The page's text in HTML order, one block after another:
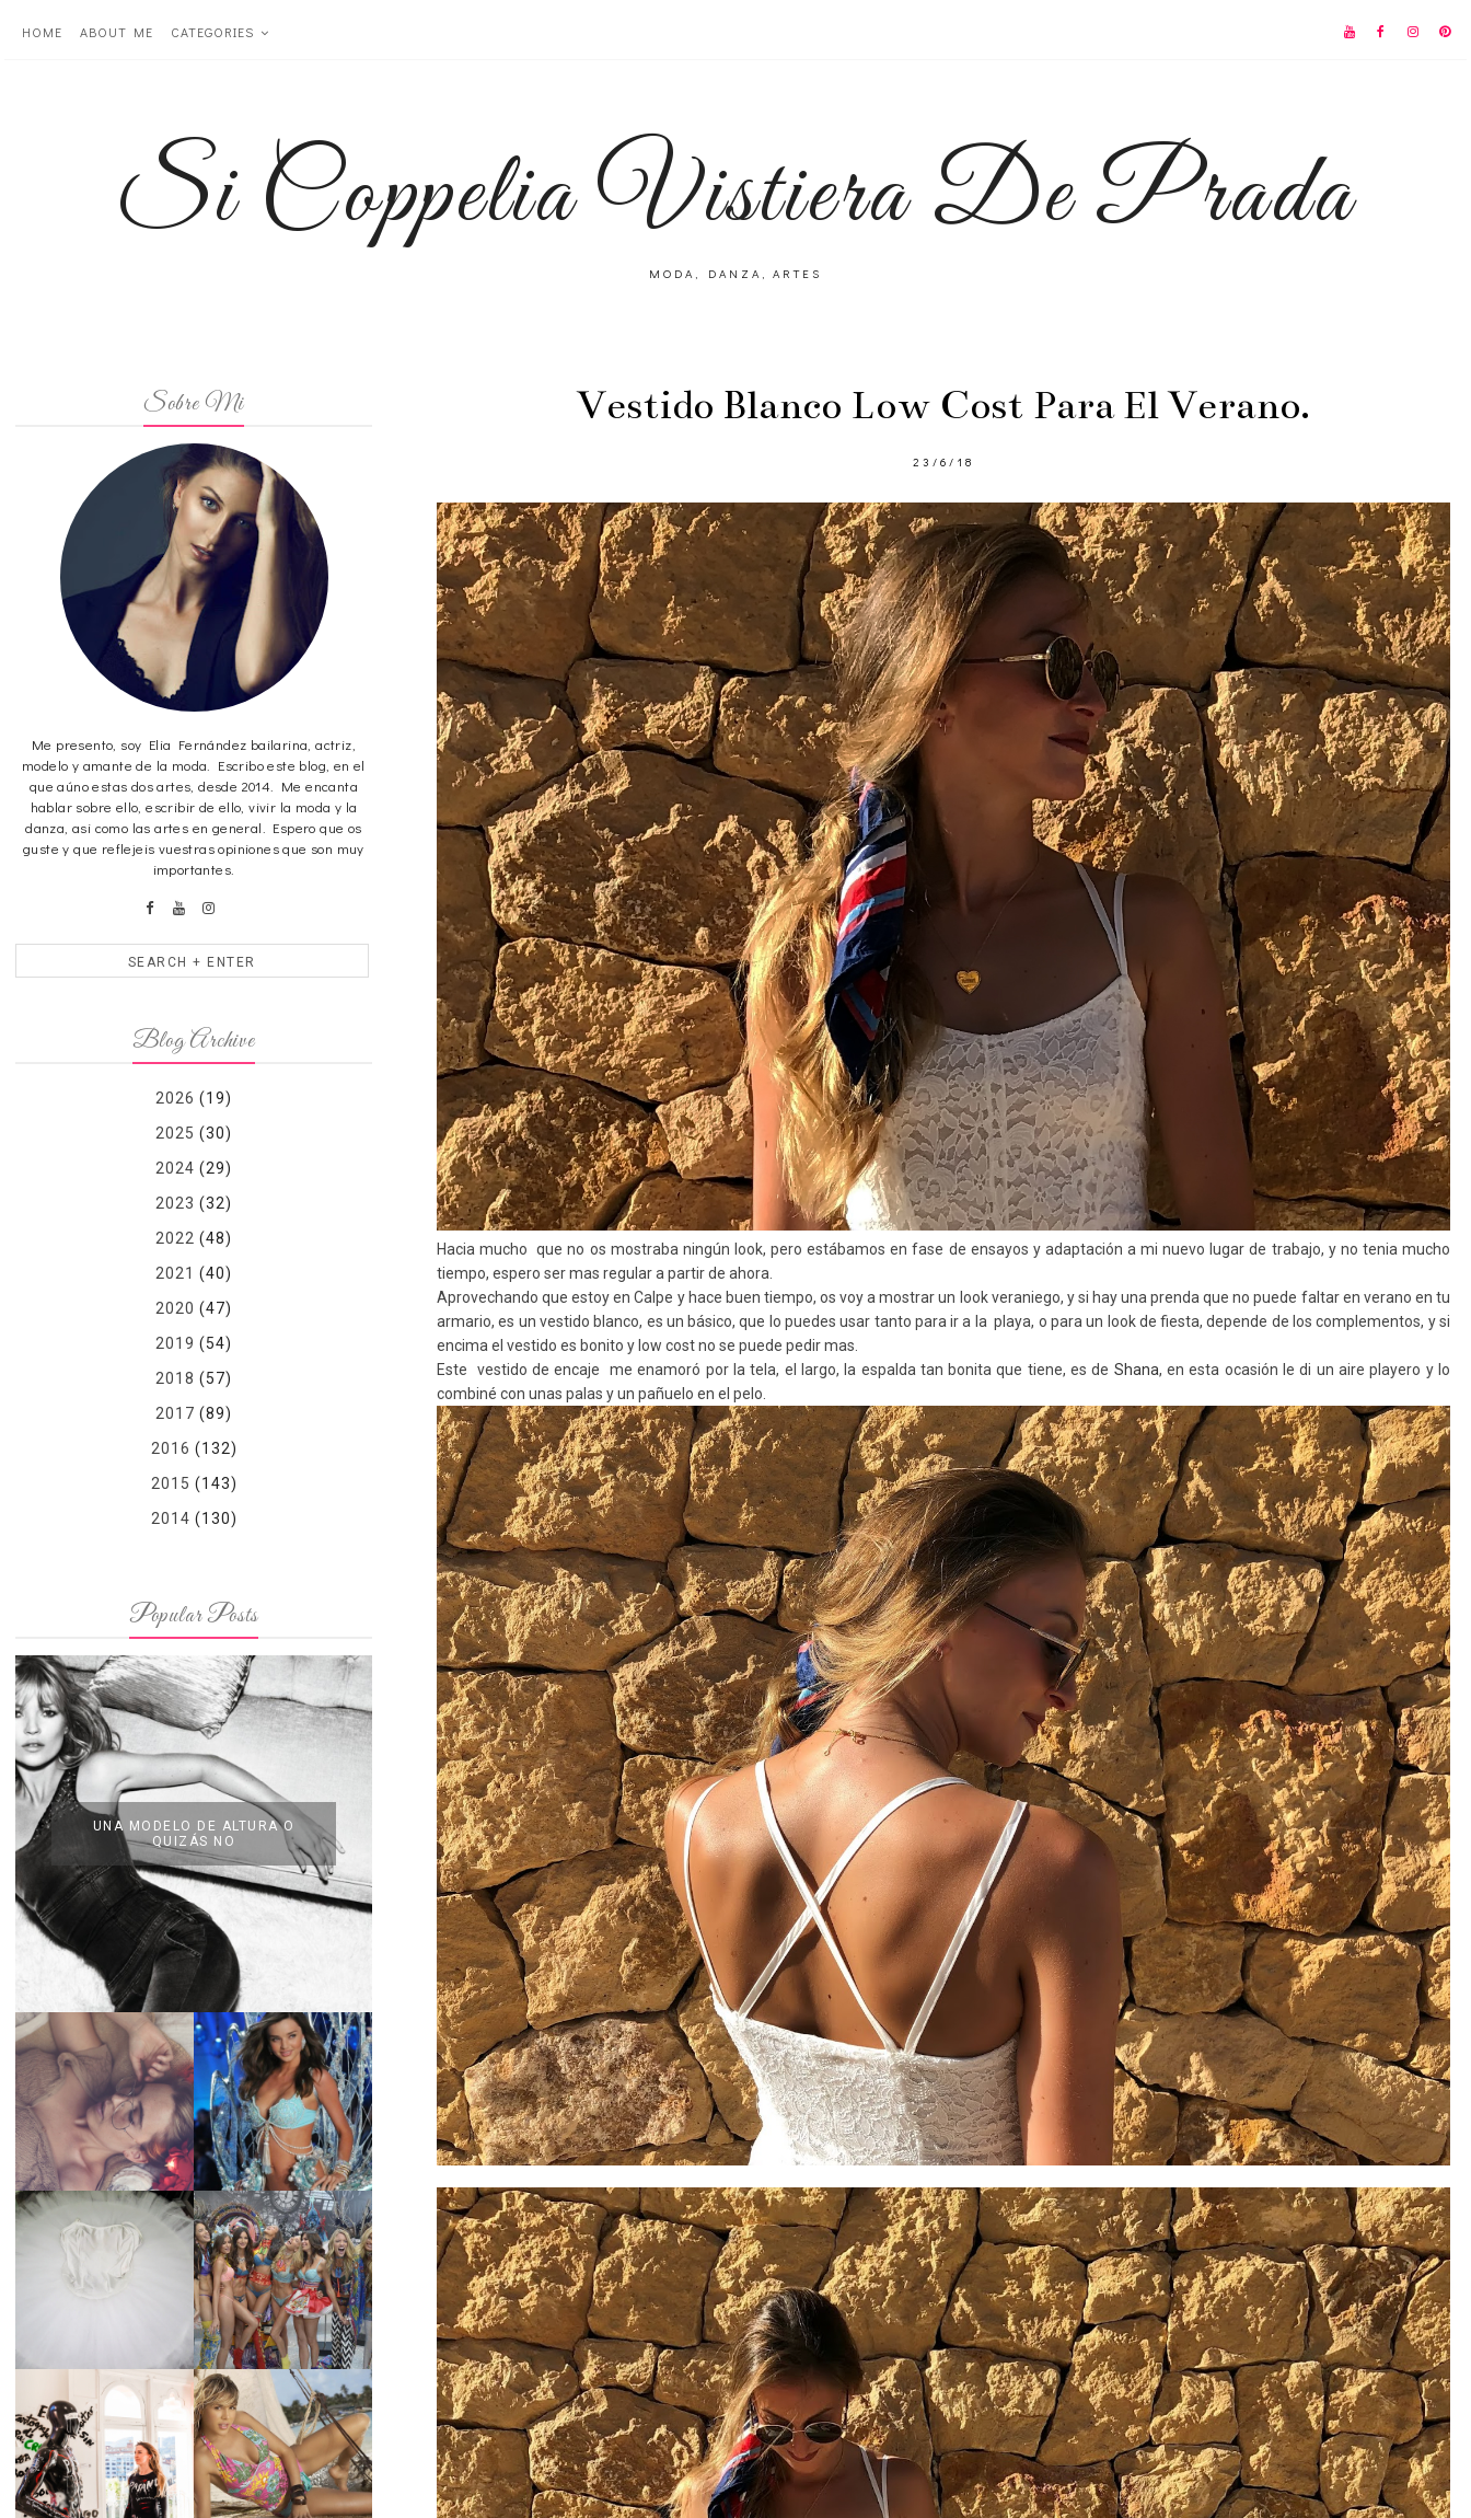
HOME ABOUT ME CATEGORIES
Si Coppelia Vistiera De Prada
MODA, DANZA, ARTES
Vestido Blanco Low Cost Para El Verano.
23/6/18
Hacia mucho que no os mostraba ningún look, pero estábamos en fase de ensayos y adaptación a mi nuevo lugar de trabajo, y no tenia mucho
tiempo, espero ser mas regular a partir de ahora.
Aprovechando que estoy en Calpe y hace buen tiempo, os voy a mostrar un look veraniego, y si hay una prenda que no puede faltar en verano en tu
armario, es un vestido blanco, es un básico, que lo puedes usar tanto para ir a la playa, o para un look de fiesta, depende de los complementos, y si
encima el vestido es bonito y low cost no se puede pedir mas.
Este vestido de encaje me enamoró por la tela, el largo, la espalda tan bonita que tiene, es de Shana, en esta ocasión le di un aire playero y lo
combiné con unas palas y un pañuelo en el pelo.
Sobre Mi
Me presento, soy Elia Fernández bailarina, actriz,
modelo y amante de la moda. Escribo este blog, en el
que aúno estas dos artes, desde 2014. Me encanta
hablar sobre ello, escribir de ello, vivir la moda y la
danza, asi como las artes en general. Espero que os
guste y que reflejeis vuestras opiniones que son muy
importantes.
Blog Archive
2026 (19)
2025 (30)
2024 (29)
2023 (32)
2022 (48)
2021 (40)
2020 (47)
2019 (54)
2018 (57)
2017 (89)
2016 (132)
2015 (143)
2014 (130)
Popular Posts
UNA MODELO DE ALTURA O
QUIZÁS NO
LA BAILARINA
BLANCA DE LA
CRUZ O COMO
REINVENTARSE
ANTE LA
ADVERSIDAD.
LA ALTURA DE LAS
MODELOS MAS
ALTAS
TUTORIAL PARA
HACER UN TUTÚ
DE BALLET DE
¿QUIERES SABER
LA EDAD Y ALTURA
DE LAS MODELOS
VICTORIA'S
SECRET 2017?
MARGA GONZÁLEZ
Y ELIA FERNÁNDEZ
DIALOGAN EN
ESPACIO DEL
ANONIMATO, LA
CASA ROSA DE
OVIEDO
LA ALTURA DE LAS
MODELOS MAS
BAJITAS